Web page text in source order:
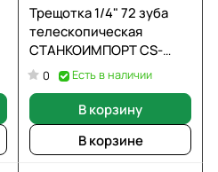
Трещотка 1/4" 72 зуба
телескопическая
СТАНКОИМПОРТ CS-
T.14.60.72T
0 Есть в наличии
В корзину
В корзине